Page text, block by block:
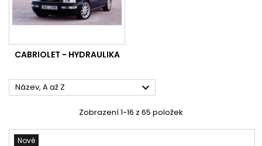
CABRIOLET - HYDRAULIKA
Název, A až Z 
Zobrazení 1-16 z 65 položek
Nové